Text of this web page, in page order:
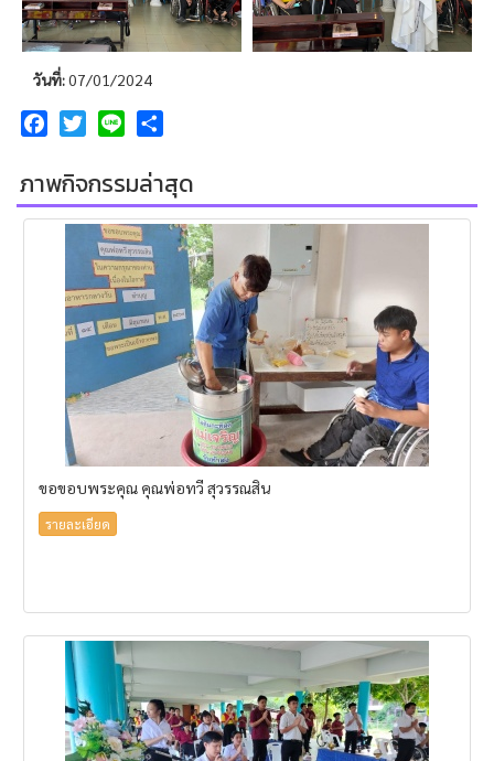
วันที่:07/01/2024
FacebookTwitterLine
ภาพกิจกรรมล่าสุด
ขอขอบพระคุณ คุณพ่อทวี สุวรรณสิน
รายละเอียด